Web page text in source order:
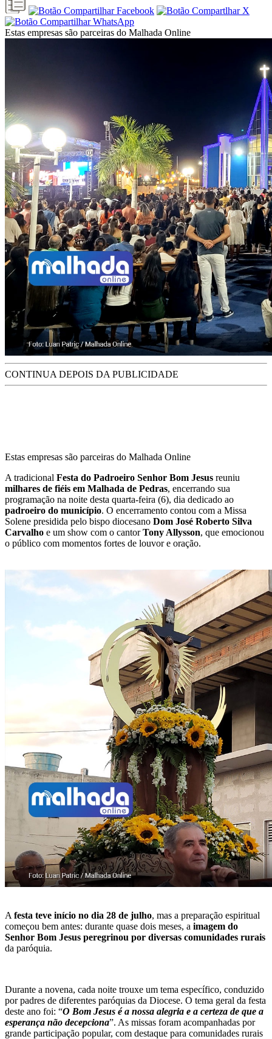
Estas empresas são parceiras do Malhada Online
CONTINUA DEPOIS DA PUBLICIDADE
Estas empresas são parceiras do Malhada Online
A tradicional Festa do Padroeiro Senhor Bom Jesus reuniu
milhares de fiéis em Malhada de Pedras, encerrando sua
programação na noite desta quarta-feira (6), dia dedicado ao
padroeiro do município. O encerramento contou com a Missa
Solene presidida pelo bispo diocesano Dom José Roberto Silva
Carvalho e um show com o cantorTony Allysson, que emocionou
o público com momentos fortes de louvor e oração.
A festa teve início no dia 28 de julho, mas a preparação espiritual
começou bem antes: durante quase dois meses, a imagem do
Senhor Bom Jesus peregrinou por diversas comunidades rurais
da paróquia.
Durante a novena, cada noite trouxe um tema específico, conduzido
por padres de diferentes paróquias da Diocese. O tema geral da festa
deste ano foi: “O Bom Jesus é a nossa alegria e a certeza de que a
esperança não decepciona”. As missas foram acompanhadas por
grande participação popular, com destaque para comunidades rurais